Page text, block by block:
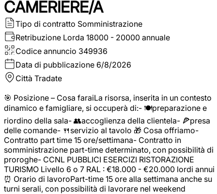
CAMERIERE/A
Tipo di contratto Somministrazione
Retribuzione Lorda 18000 - 20000 annuale
Codice annuncio 349936
Data di pubblicazione 6/8/2026
Città Tradate
🎯 Posizione – Cosa faraiLa risorsa, inserita in un contesto
dinamico e famigliare, si occuperà di:- 🍽️preparazione e
riordino della sala- 👥accoglienza della clientela- 🍕presa
delle comande- 🍴servizio al tavolo 🎁 Cosa offriamo-
Contratto part time 15 ore/settimana- Contratto in
somministrazione part-time determinato, con possibilità di
proroghe- CCNL PUBBLICI ESERCIZI RISTORAZIONE
TURISMO Livello 6 o 7 RAL : €18.000 - €20.000 lordi annui
⏰ Orario di lavoroPart-time 15 ore alla settimana anche su
turni serali, con possibilità di lavorare nel weekend